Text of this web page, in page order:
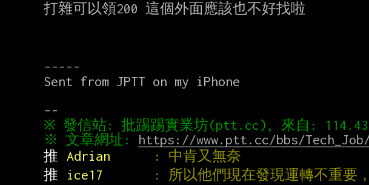
打雜可以領200 這個外面應該也不好找啦
-----
Sent from JPTT on my iPhone
※ 文章網址: https://www.ptt.cc/bbs/Tech_Job/
推
Adrian : 中肯又無奈
推
ice17 : 所以他們現在發現運轉不重要